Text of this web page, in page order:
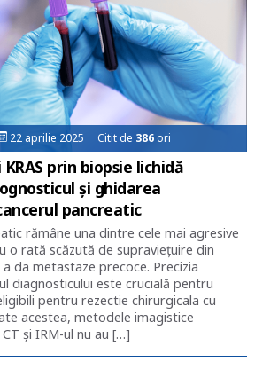
22 aprilie 2025 Citit de 386ori
prin biopsie lichidă
și ghidarea
pancreatic
rămâne una dintre cele mai agresive
o rată scăzută de supraviețuire din
da metastaze precoce. Precizia
diagnosticului este crucială pentru
pentru rezectie chirurgicala cu
acestea, metodele imagistice
și IRM-ul nu au […]